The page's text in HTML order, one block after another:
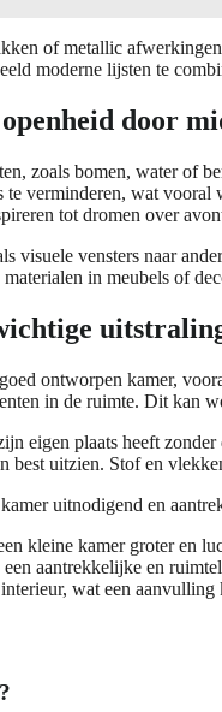
of metallic
moderne lijsten te
door
zoals bomen, water of
te verminderen, wat
tot dromen over
visuele vensters naar
in meubels of
ontworpen kamer,
in de ruimte. Dit kan
eigen plaats heeft
uitzien. Stof en
uitnodigend en
kleine kamer groter en
aantrekkelijke en
wat een